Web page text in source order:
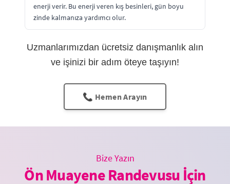
enerji verir. Bu enerji veren kış besinleri, gün boyu
zinde kalmanıza yardımcı olur.
Uzmanlarımızdan ücretsiz danışmanlık alın
ve işinizi bir adım öteye taşıyın!
📞 Hemen Arayın
Bize Yazın
Ön Muayene Randevusu İçin